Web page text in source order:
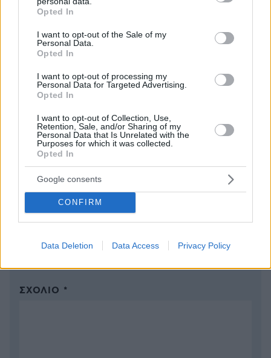
grant or deny consent to Google and its third-party tags to
use your data for below specified purposes in below Google
consent section.
Opted In
I want to opt-out of the Sale of my
Personal Data.
Opted In
I want to opt-out of processing my
Personal Data for Targeted Advertising.
Opted In
I want to opt-out of Collection, Use,
Retention, Sale, and/or Sharing of my
Personal Data that Is Unrelated with the
Purposes for which it was collected.
Opted In
Google consents
CONFIRM
Data Deletion Data Access Privacy Policy
Διασκεδάζουμε υπεύθυνα, επιστρέφουμε με ασφάλεια
29.07.2026, 09:39
ΣΧΟΛΙΑ
ΠΡΟΣΘΗΚΗ ΣΧΟΛΙΟΥ
ΠΡΟΣΘΗΚΗ ΣΧΟΛΙΟΥ
ΌΝΟΜΑ *
EMAIL
ΣΧΌΛΙΟ *